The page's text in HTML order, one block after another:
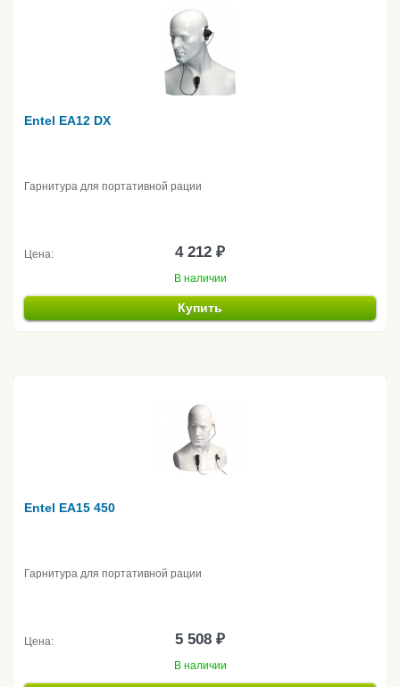
Entel EA12 DX
Гарнитура для портативной рации
Цена: 4 212 ₽
В наличии
Купить
Entel EA15 450
Гарнитура для портативной рации
Цена: 5 508 ₽
В наличии